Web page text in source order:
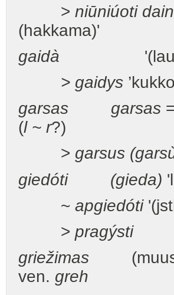
> niūniúoti
(hakkama)'
gaidà
> gaidys
garsas
garsas
(l ~ r?)
> garsus
giedóti (gieda)
~ apgiedóti
> pragýsti
griežimas (muus.)
ven. greh